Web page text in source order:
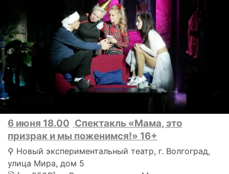
6 июня 18.00 Спектакль «Мама, это
призрак и мы поженимся!» 16+
⚲ Новый экспериментальный театр, г. Волгоград,
улица Мира, дом 5